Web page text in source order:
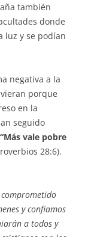
también
donde
luz y se podían
negativa a la
porque
en la
seguido
“Más vale pobre
28:6).
y confiamos
a todos y